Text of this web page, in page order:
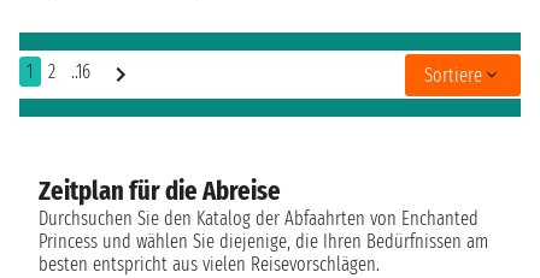
1 2 ..16 Sortiere
Zeitplan für die Abreise
Durchsuchen Sie den Katalog der Abfaahrten von Enchanted
Princess und wählen Sie diejenige, die Ihren Bedürfnissen am
besten entspricht aus vielen Reisevorschlägen.